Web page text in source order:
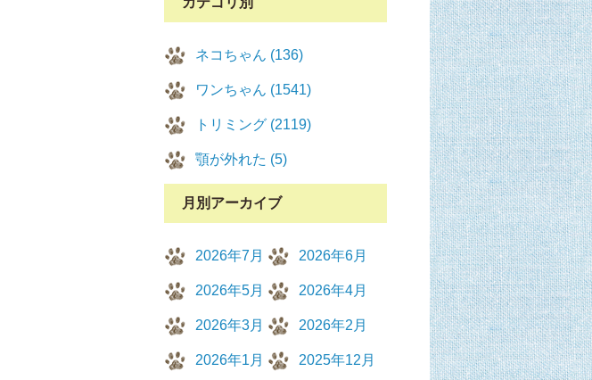
ネコちゃん (136)
ワンちゃん (1541)
トリミング (2119)
顎が外れた (5)
月別アーカイブ
2026年7月 2026年6月
2026年5月 2026年4月
2026年3月 2026年2月
2026年1月 2025年12月